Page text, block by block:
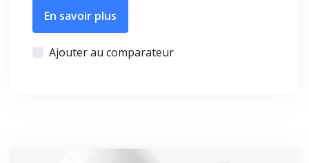
En savoir plus
Ajouter au comparateur